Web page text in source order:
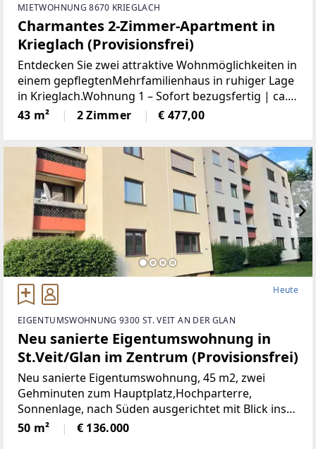
MIETWOHNUNG 8670 KRIEGLACH
Charmantes 2-Zimmer-Apartment in
Krieglach (Provisionsfrei)
Entdecken Sie zwei attraktive Wohnmöglichkeiten in
einem gepflegtenMehrfamilienhaus in ruhiger Lage
in Krieglach.Wohnung 1 – Sofort bezugsfertig | ca.
480 € BruttoFrisch und wie neu: Diese 43 m² große
Wohnung wurde komplett saniert. NeueKüche,
43 m² 2 Zimmer € 477,00
Heute
EIGENTUMSWOHNUNG 9300 ST. VEIT AN DER GLAN
Neu sanierte Eigentumswohnung in
St.Veit/Glan im Zentrum (Provisionsfrei)
Neu sanierte Eigentumswohnung, 45 m2, zwei
Gehminuten zum Hauptplatz,Hochparterre,
Sonnenlage, nach Süden ausgerichtet mit Blick ins
Grüne, mangelangt über nur 4 Stufen in die
Wohnung, Kindergarten, Volksschule,Mittelschule,
50 m² € 136.000